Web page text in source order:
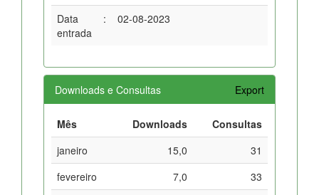
Data
entrada
: 02-08-2023
Downloads e Consultas Export
Mês Downloads
Consultas
janeiro
15,0
31
fevereiro
7,0
33